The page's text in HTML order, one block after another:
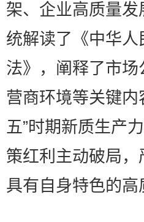
架、企业高质量
统解读了《中华
法》，阐释了市
营商环境等关键内
五”时期新质生产
策红利主动破局
具有自身特色的高